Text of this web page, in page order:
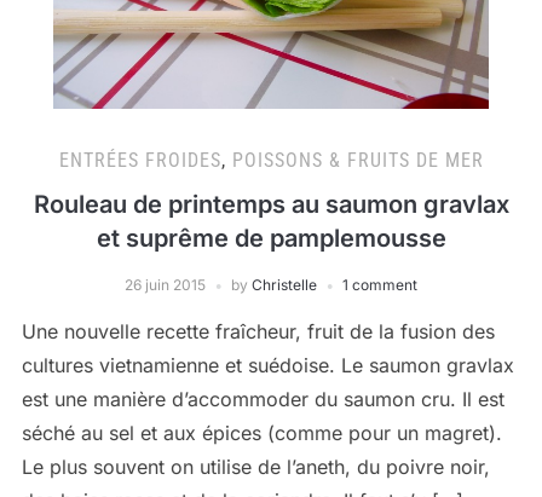
ENTRÉES FROIDES, POISSONS & FRUITS DE MER
Rouleau de printemps au saumon gravlax
et suprême de pamplemousse
26 juin 2015 by Christelle 1 comment
Une nouvelle recette fraîcheur, fruit de la fusion des
cultures vietnamienne et suédoise. Le saumon gravlax
est une manière d’accommoder du saumon cru. Il est
séché au sel et aux épices (comme pour un magret).
Le plus souvent on utilise de l’aneth, du poivre noir,